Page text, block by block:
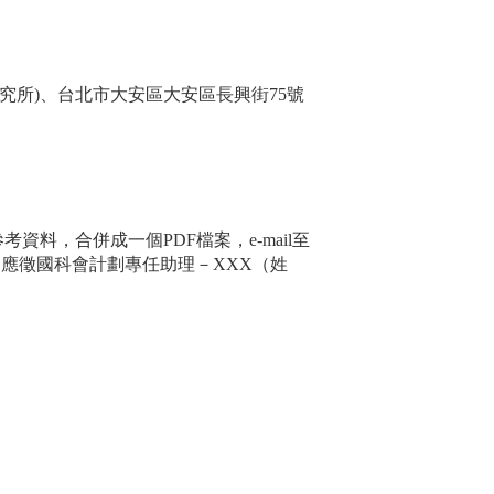
所)、台北市大安區大安區長興街75號
資料，合併成一個PDF檔案，e-mail至
應徵國科會計劃專任助理－XXX（姓